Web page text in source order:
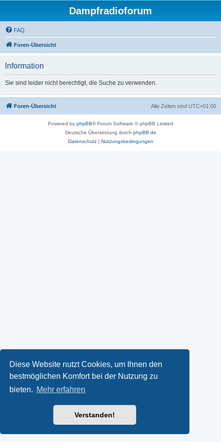
Diese Website nutzt Cookies, um Ihnen den
bestmöglichen Komfort bei der Nutzung zu
bieten. Mehr erfahren
Verstanden!
Dampfradioforum
FAQ
Foren-Übersicht
Information
Sie sind leider nicht berechtigt, die Suche zu verwenden.
Foren-Übersicht Alle Zeiten sind UTC+01:00
Powered by phpBB® Forum Software © phpBB Limited
Deutsche Übersetzung durch phpBB.de
Datenschutz| Nutzungsbedingungen